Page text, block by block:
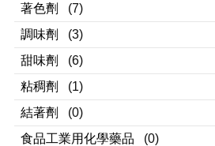
著色劑
(7)
調味劑
(3)
甜味劑
(6)
粘稠劑
(1)
結著劑
(0)
食品工業用化學藥品
(0)